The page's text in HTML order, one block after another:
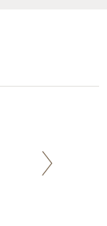
Parce qu’ils sont